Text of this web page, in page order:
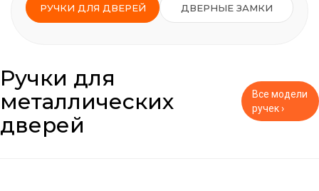
РУЧКИ ДЛЯ ДВЕРЕЙ ДВЕРНЫЕ ЗАМКИ
Ручки для
металлических
дверей
Все модели
ручек ›